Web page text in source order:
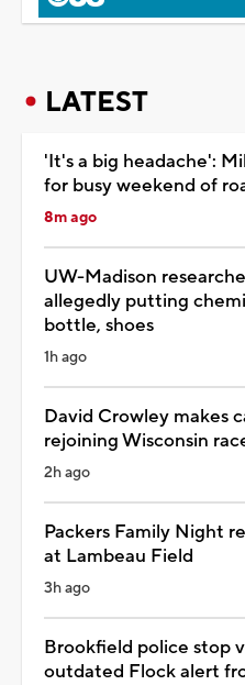
LATEST
'It's a big headache':
for busy weekend of
8m ago
UW-Madison
allegedly putting
bottle, shoes
1h ago
David Crowley makes
rejoining Wisconsin
2h ago
Packers Family Night
at Lambeau Field
3h ago
Brookfield police stop
outdated Flock alert